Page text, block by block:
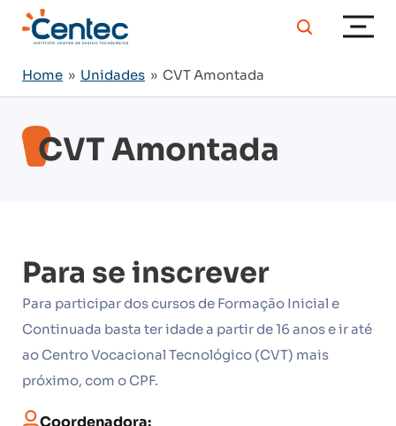
Home » Unidades » CVT Amontada
CVT Amontada
Para se inscrever
Para participar dos cursos de Formação Inicial e
Continuada basta ter idade a partir de 16 anos e ir até
ao Centro Vocacional Tecnológico (CVT) mais
próximo, com o CPF.
Coordenadora: